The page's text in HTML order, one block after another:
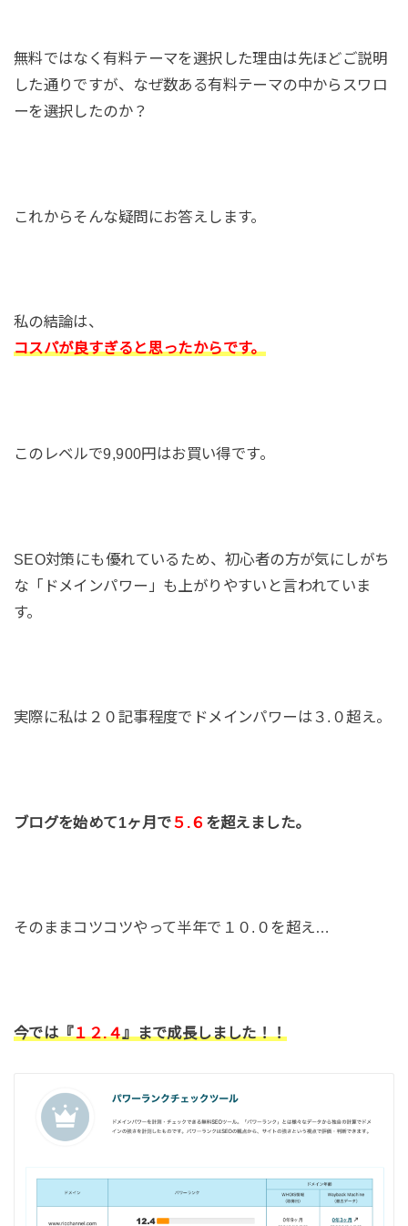
無料ではなく有料テーマを選択した理由は先ほどご説明
した通りですが、なぜ数ある有料テーマの中からスワロ
ーを選択したのか？
これからそんな疑問にお答えします。
私の結論は、
コスパが良すぎると思ったからです。
このレベルで9,900円はお買い得です。
SEO対策にも優れているため、初心者の方が気にしがち
な「ドメインパワー」も上がりやすいと言われていま
す。
実際に私は２０記事程度でドメインパワーは３.０超え。
ブログを始めて1ヶ月で５.６ を超えました。
そのままコツコツやって半年で１０.０を超え…
今では『１２.４』まで成長しました！！